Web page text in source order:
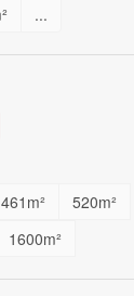
...
461m²
520m²
1600m²